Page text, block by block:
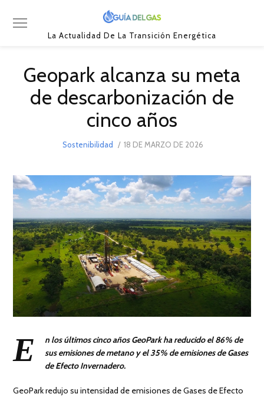
La Actualidad De La Transición Energética
Geopark alcanza su meta
de descarbonización de
cinco años
Sostenibilidad
POSTED
18 DE MARZO DE 2026
2026
E
n los últimos cinco años GeoPark ha reducido el 86% de
sus emisiones de metano y el 35% de emisiones de Gases
de Efecto Invernadero.
GeoPark redujo su intensidad de emisiones de Gases de Efecto